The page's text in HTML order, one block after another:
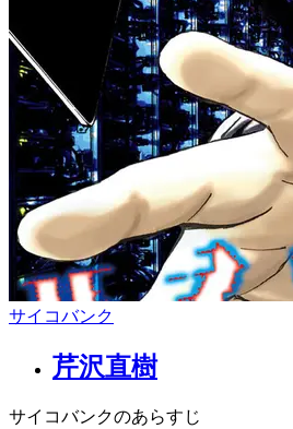
サイコバンク
芹沢直樹
サイコバンクのあらすじ